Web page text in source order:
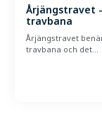
Årjängstravet
travbana
Årjängstravet
travbana och det…